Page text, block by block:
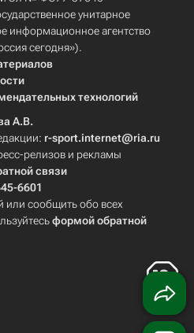
унитарное
информационное агентство
сегодня»).
технологий
А.В.
r-sport.internet@ria.ru
релизов и рекламы
связи
6601
или сообщить обо всех
формой обратной